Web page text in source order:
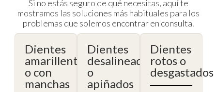
Si no estás seguro de qué necesitas, aquí te
mostramos las soluciones más habituales para los
problemas que solemos encontrar en consulta.
Dientes
amarillentos
o con
manchas
Dientes
desalineados
o
apiñados
Dientes
rotos o
desgastados